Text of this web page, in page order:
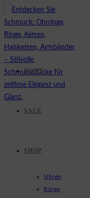
Zum
Inhalt
springen
HOME
SALE
SHOP
Uhren
Ringe